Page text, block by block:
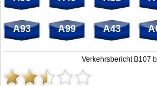
A93 A99 A43
Verkehrsbericht B107